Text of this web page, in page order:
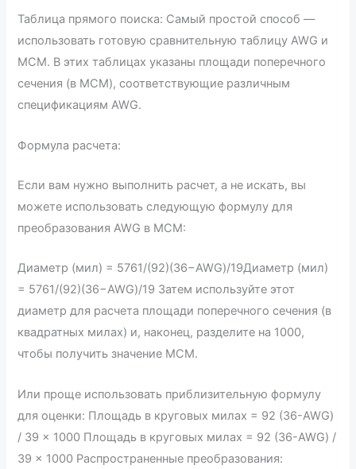
Таблица прямого поиска: Самый простой способ —
использовать готовую сравнительную таблицу AWG и
MCM. В этих таблицах указаны площади поперечного
сечения (в MCM), соответствующие различным
спецификациям AWG.
Формула расчета:
Если вам нужно выполнить расчет, а не искать, вы
можете использовать следующую формулу для
преобразования AWG в MCM:
Диаметр (мил) = 5761/(92)(36−AWG)/19Диаметр (мил)
= 5761/(92)(36−AWG)/19 Затем используйте этот
диаметр для расчета площади поперечного сечения (в
квадратных милах) и, наконец, разделите на 1000,
чтобы получить значение MCM.
Или проще использовать приблизительную формулу
для оценки: Площадь в круговых милах = 92 (36-AWG)
/ 39 × 1000 Площадь в круговых милах = 92 (36-AWG) /
39 × 1000 Распространенные преобразования: